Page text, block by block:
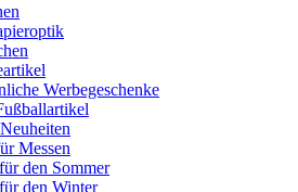
Werbegeschenke
Messen
den Sommer
den Winter